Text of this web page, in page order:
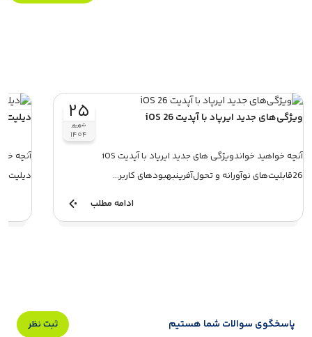
۲۵
شهریور
۱۴۰۴
ویژگی‌های جدید ایرپاد با آپدیت iOS 26
آنچه خواهید خواندویژگی های جدید ایرپاد با آپدیت iOS
26قابلیت‌های نوآورانه و تحول‌آفرینبهبودهای کاربر...
ادامه مطلب
دیلیت
آنچه
دیلیت
پاسخگوی سوالات شما هستیم ثبت نظر